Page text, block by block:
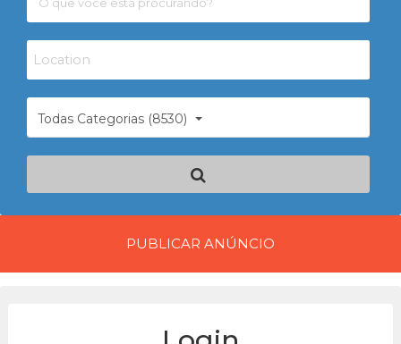
Todas Categorias (8530)
PUBLICAR ANÚNCIO